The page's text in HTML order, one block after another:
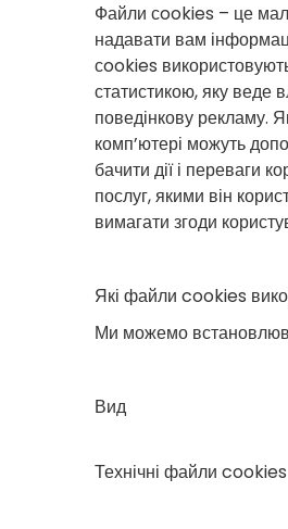
Файли сookies – це
надавати вам
сookies
статистикою, яку веде
поведінкову рекламу.
комп’ютері можуть
бачити дії і переваги
послуг, якими він
вимагати згоди
Які файли cookies
Ми можемо
Вид
Технічні файли cookies